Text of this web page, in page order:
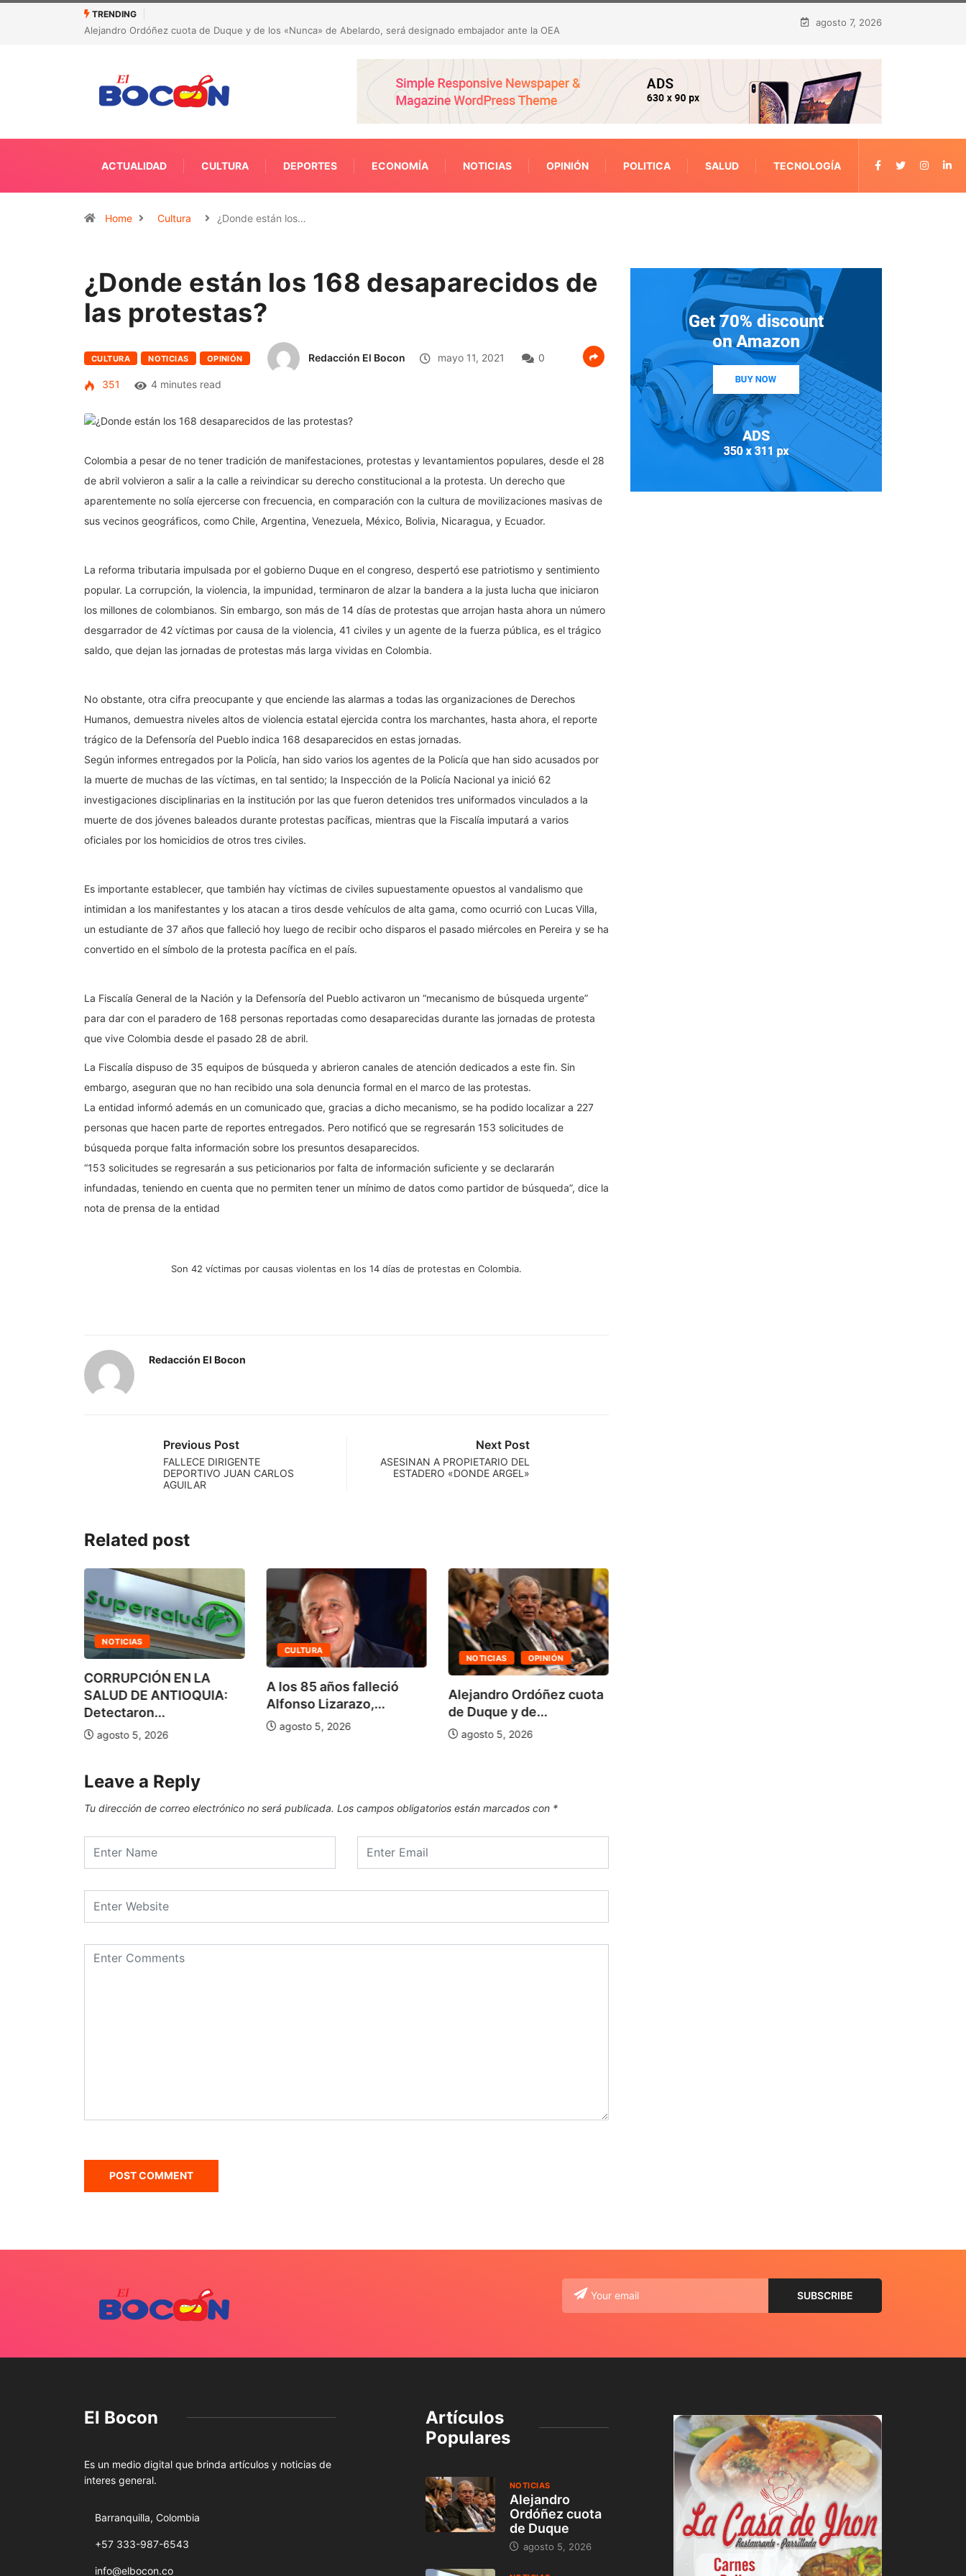
TRENDING
ante la OEACORRUPCIÓN EN LA SALUD DE ANTIOQUIA: Detectaron 23 hallazgos por presunta malversación de
agosto 7, 2026
ACTUALIDAD CULTURA DEPORTES ECONOMÍA NOTICIAS OPINIÓN POLITICA SALUD TECNOLOGÍA
Home Cultura ¿Donde están los…
¿Donde están los 168 desaparecidos de
las protestas?
CULTURA NOTICIAS OPINIÓN Redacción El Bocon mayo 11, 2021 0
351 4 minutes read
Colombia a pesar de no tener tradición de manifestaciones, protestas y levantamientos populares, desde el 28
de abril volvieron a salir a la calle a reivindicar su derecho constitucional a la protesta. Un derecho que
aparentemente no solía ejercerse con frecuencia, en comparación con la cultura de movilizaciones masivas de
sus vecinos geográficos, como Chile, Argentina, Venezuela, México, Bolivia, Nicaragua, y Ecuador.
La reforma tributaria impulsada por el gobierno Duque en el congreso, despertó ese patriotismo y sentimiento
popular. La corrupción, la violencia, la impunidad, terminaron de alzar la bandera a la justa lucha que iniciaron
los millones de colombianos. Sin embargo, son más de 14 días de protestas que arrojan hasta ahora un número
desgarrador de 42 víctimas por causa de la violencia, 41 civiles y un agente de la fuerza pública, es el trágico
saldo, que dejan las jornadas de protestas más larga vividas en Colombia.
No obstante, otra cifra preocupante y que enciende las alarmas a todas las organizaciones de Derechos
Humanos, demuestra niveles altos de violencia estatal ejercida contra los marchantes, hasta ahora, el reporte
trágico de la Defensoría del Pueblo indica 168 desaparecidos en estas jornadas.
Según informes entregados por la Policía, han sido varios los agentes de la Policía que han sido acusados por
la muerte de muchas de las víctimas, en tal sentido; la Inspección de la Policía Nacional ya inició 62
investigaciones disciplinarias en la institución por las que fueron detenidos tres uniformados vinculados a la
muerte de dos jóvenes baleados durante protestas pacíficas, mientras que la Fiscalía imputará a varios
oficiales por los homicidios de otros tres civiles.
Es importante establecer, que también hay víctimas de civiles supuestamente opuestos al vandalismo que
intimidan a los manifestantes y los atacan a tiros desde vehículos de alta gama, como ocurrió con Lucas Villa,
un estudiante de 37 años que falleció hoy luego de recibir ocho disparos el pasado miércoles en Pereira y se ha
convertido en el símbolo de la protesta pacífica en el país.
La Fiscalía General de la Nación y la Defensoría del Pueblo activaron un “mecanismo de búsqueda urgente”
para dar con el paradero de 168 personas reportadas como desaparecidas durante las jornadas de protesta
que vive Colombia desde el pasado 28 de abril.
La Fiscalía dispuso de 35 equipos de búsqueda y abrieron canales de atención dedicados a este fin. Sin
embargo, aseguran que no han recibido una sola denuncia formal en el marco de las protestas.
La entidad informó además en un comunicado que, gracias a dicho mecanismo, se ha podido localizar a 227
personas que hacen parte de reportes entregados. Pero notificó que se regresarán 153 solicitudes de
búsqueda porque falta información sobre los presuntos desaparecidos.
“153 solicitudes se regresarán a sus peticionarios por falta de información suficiente y se declararán
infundadas, teniendo en cuenta que no permiten tener un mínimo de datos como partidor de búsqueda”, dice la
nota de prensa de la entidad
Son 42 víctimas por causas violentas en los 14 días de protestas en Colombia.
Redacción El Bocon
Previous Post
FALLECE DIRIGENTE
DEPORTIVO JUAN CARLOS
AGUILAR
Next Post
ASESINAN A PROPIETARIO DEL
ESTADERO «DONDE ARGEL»
Related post
NOTICIAS
CORRUPCIÓN EN LA
SALUD DE ANTIOQUIA:
Detectaron...
agosto 5, 2026
CULTURA
A los 85 años falleció
Alfonso Lizarazo,...
agosto 5, 2026
NOTICIAS OPINIÓN
Alejandro Ordóñez cuota
de Duque y de...
agosto 5, 2026
Leave a Reply
Tu dirección de correo electrónico no será publicada. Los campos obligatorios están marcados con *
El Bocon
Es un medio digital que brinda artículos y noticias de
interes general.
Barranquilla, Colombia
+57 333-987-6543
info@elbocon.co
Artículos
Populares
NOTICIAS
Alejandro
Ordóñez cuota
de Duque
agosto 5, 2026